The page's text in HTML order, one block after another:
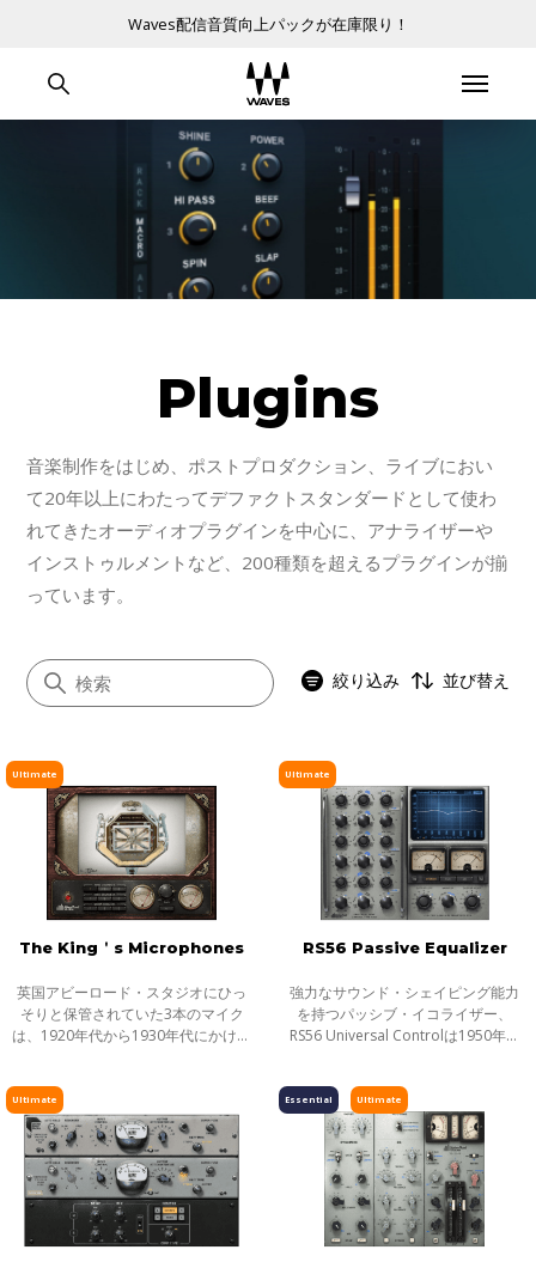
Waves配信音質向上パックが在庫限り！
Plugins
音楽制作をはじめ、ポストプロダクション、ライブにおい
て20年以上にわたってデファクトスタンダードとして使わ
れてきたオーディオプラグインを中心に、アナライザーや
インストゥルメントなど、200種類を超えるプラグインが揃
っています。
すべて
アナログモデリング
シグネイチャー
ノイズリダクション
インストゥルメント
Abbey Road
SSL 4000
絞り込み 並び替え
Ultimate
The King＇s Microphones
英国アビーロード・スタジオにひっ
そりと保管されていた3本のマイク
は、1920年代から1930年代にかけて
たものでした。ロイヤル・ファミリ
ーによる
Ultimate
RS56 Passive Equalizer
強力なサウンド・シェイピング能力
を持つパッシブ・イコライザー、
RS56 Universal Controlは1950年代
グ」と呼ぶ処理の一部にAbbey Road
Studioで
Ultimate Ultimate
Essential